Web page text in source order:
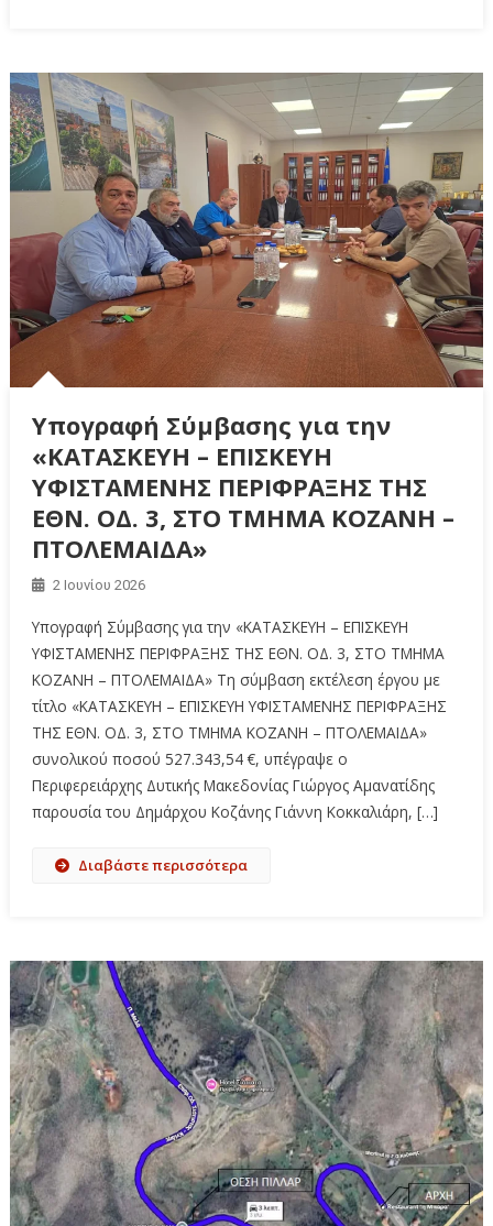
Υπογραφή Σύμβασης για την
«ΚΑΤΑΣΚΕΥΗ – ΕΠΙΣΚΕΥΗ
ΥΦΙΣΤΑΜΕΝΗΣ ΠΕΡΙΦΡΑΞΗΣ ΤΗΣ
ΕΘΝ. ΟΔ. 3, ΣΤΟ ΤΜΗΜΑ ΚΟΖΑΝΗ –
ΠΤΟΛΕΜΑΙΔΑ»
2 Ιουνίου 2026
Υπογραφή Σύμβασης για την «ΚΑΤΑΣΚΕΥΗ – ΕΠΙΣΚΕΥΗ
ΥΦΙΣΤΑΜΕΝΗΣ ΠΕΡΙΦΡΑΞΗΣ ΤΗΣ ΕΘΝ. ΟΔ. 3, ΣΤΟ ΤΜΗΜΑ
ΚΟΖΑΝΗ – ΠΤΟΛΕΜΑΙΔΑ» Τη σύμβαση εκτέλεση έργου με
τίτλο «ΚΑΤΑΣΚΕΥΗ – ΕΠΙΣΚΕΥΗ ΥΦΙΣΤΑΜΕΝΗΣ ΠΕΡΙΦΡΑΞΗΣ
ΤΗΣ ΕΘΝ. ΟΔ. 3, ΣΤΟ ΤΜΗΜΑ ΚΟΖΑΝΗ – ΠΤΟΛΕΜΑΙΔΑ»
συνολικού ποσού 527.343,54 €, υπέγραψε ο
Περιφερειάρχης Δυτικής Μακεδονίας Γιώργος Αμανατίδης
παρουσία του Δημάρχου Κοζάνης Γιάννη Κοκκαλιάρη, […]
Διαβάστε περισσότερα